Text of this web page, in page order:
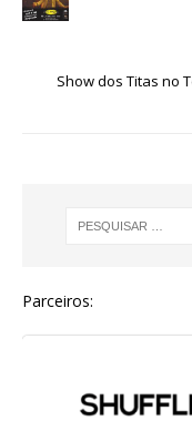
k
Show dos Titas no
Parceiros: